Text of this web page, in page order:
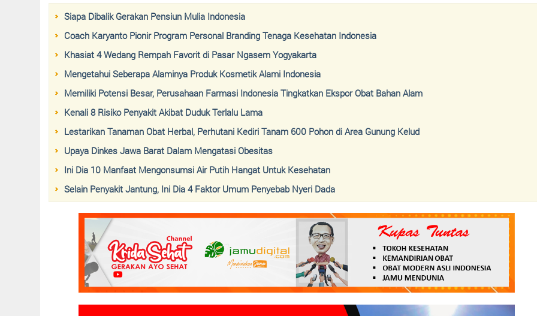
Siapa Dibalik Gerakan Pensiun Mulia Indonesia
Coach Karyanto Pionir Program Personal Branding Tenaga Kesehatan Indonesia
Khasiat 4 Wedang Rempah Favorit di Pasar Ngasem Yogyakarta
Mengetahui Seberapa Alaminya Produk Kosmetik Alami Indonesia
Memiliki Potensi Besar, Perusahaan Farmasi Indonesia Tingkatkan Ekspor Obat Bahan Alam
Kenali 8 Risiko Penyakit Akibat Duduk Terlalu Lama
Lestarikan Tanaman Obat Herbal, Perhutani Kediri Tanam 600 Pohon di Area Gunung Kelud
Upaya Dinkes Jawa Barat Dalam Mengatasi Obesitas
Ini Dia 10 Manfaat Mengonsumsi Air Putih Hangat Untuk Kesehatan
Selain Penyakit Jantung, Ini Dia 4 Faktor Umum Penyebab Nyeri Dada